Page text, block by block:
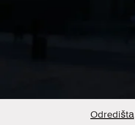
Odredištа